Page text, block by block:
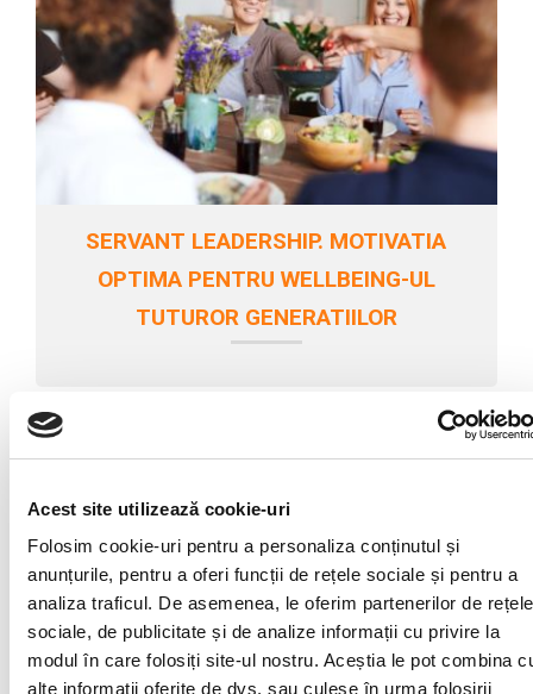
Acest site utilizează cookie-uri
Folosim cookie-uri pentru a personaliza conținutul și
anunțurile, pentru a oferi funcții de rețele sociale și pentru a
analiza traficul. De asemenea, le oferim partenerilor de rețele
sociale, de publicitate și de analize informații cu privire la
modul în care folosiți site-ul nostru. Aceștia le pot combina
alte informații oferite de dvs. sau culese în urma folosirii
SERVANT LEADERSHIP. MOTIVATIA
OPTIMA PENTRU WELLBEING-UL
TUTUROR GENERATIILOR